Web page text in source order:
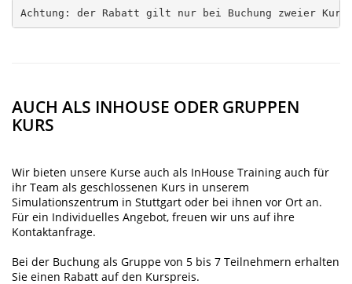
Achtung: der Rabatt gilt nur bei Buchung zweier
AUCH ALS INHOUSE ODER GRUPPEN
KURS
​Wir bieten unsere Kurse auch als InHouse Training auch für
ihr Team als geschlossenen Kurs in unserem
Simulationszentrum in Stuttgart oder bei ihnen vor Ort an.
Für ein Individuelles Angebot, freuen wir uns auf ihre
Kontaktanfrage.
Bei der Buchung als Gruppe von 5 bis 7 Teilnehmern erhalten
Sie einen Rabatt auf den Kurspreis.